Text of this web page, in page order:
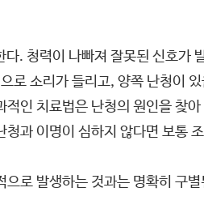
. 청력이 나빠져 잘못된 신호가
로 소리가 들리고, 양쪽 난청이
인 치료법은 난청의 원인을 찾
과 이명이 심하지 않다면 보통
로 발생하는 것과는 명확히 구별